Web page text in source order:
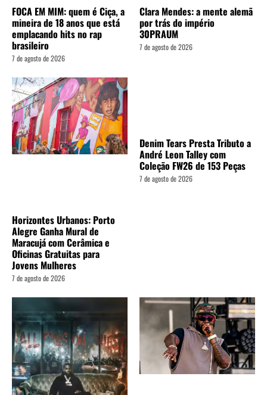
FOCA EM MIM: quem é Ciça, a
mineira de 18 anos que está
emplacando hits no rap
brasileiro
7 de agosto de 2026
Clara Mendes: a mente alemã
por trás do império
30PRAUM
7 de agosto de 2026
Horizontes Urbanos: Porto
Alegre Ganha Mural de
Maracujá com Cerâmica e
Oficinas Gratuitas para
Jovens Mulheres
7 de agosto de 2026
Denim Tears Presta Tributo a
André Leon Talley com
Coleção FW26 de 153 Peças
7 de agosto de 2026